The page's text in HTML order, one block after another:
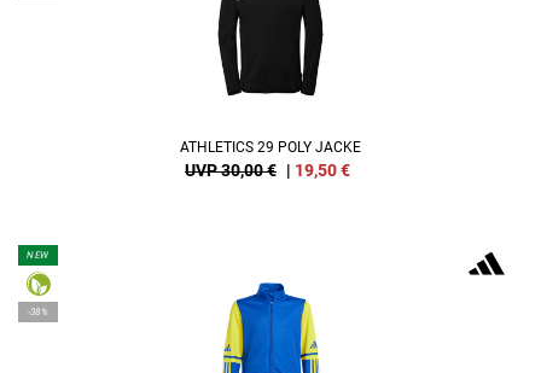
ATHLETICS 29 POLY JACKE
UVP 30,00 € | 19,50€
NEW
-38%